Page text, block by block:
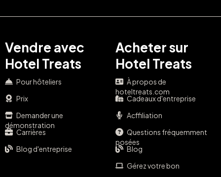
Vendre avec
Hotel Treats
Pour hôteliers
Prix
Demander une
démonstration
Carrières
Blog d'entreprise
Acheter sur
Hotel Treats
À propos de
hoteltreats.com
Cadeaux d'entreprise
Acffiliation
Questions fréquemment
posées
Blog
Gérez votre bon